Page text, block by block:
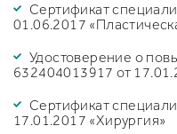
Сертификат
01.06.2017
Удостоверение о
632404013917 от
Сертификат
17.01.2017 «Хирургия»